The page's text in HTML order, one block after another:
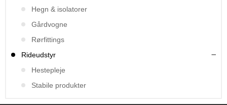
Hegn & isolatorer
Gårdvogne
Rørfittings
Rideudstyr
Hestepleje
Stabile produkter